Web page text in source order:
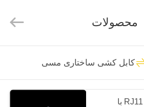
نوری
محصولات
کابل کشی ساختاری مسی
کانکتور RJ11 6P6C Cat3 با